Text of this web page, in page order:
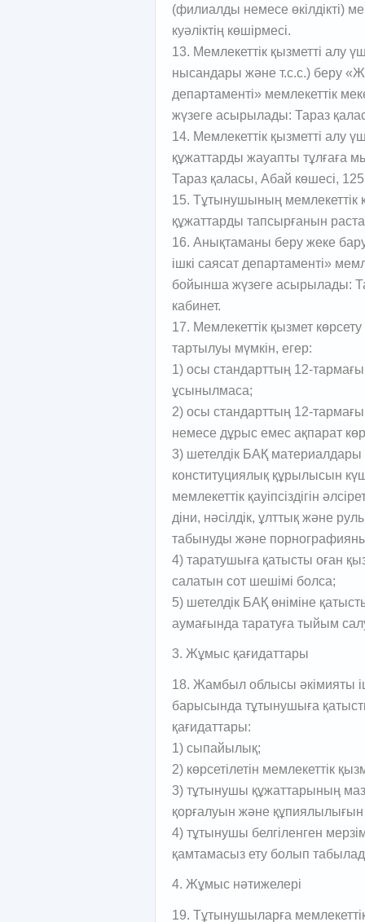
(филиалды немесе өкілдікті)
куәліктің көшірмесі.
13. Мемлекеттік қызметті алу
нысандары және т.с.с.) беру
департаменті» мемлекеттік
жүзеге асырылады: Тараз
14. Мемлекеттік қызметті алу
құжаттарды жауапты тұлғаға
Тараз қаласы, Абай көшесі,
15. Тұтынушының мемлекеттік
құжаттарды тапсырғанын
16. Анықтаманы беру жеке
ішкі саясат департаменті»
бойынша жүзеге асырылады:
кабинет.
17. Мемлекеттік қызмет
тартылуы мүмкін, егер:
1) осы стандарттың 12-
ұсынылмаса;
2) осы стандарттың 12-
немесе дұрыс емес ақпарат
3) шетелдік БАҚ
конституциялық құрылысын
мемлекеттік қауіпсіздігін
діни, нәсілдік, ұлттық және
табынуды және порнографияны
4) таратушыға қатысты оған
салатын сот шешімі болса;
5) шетелдік БАҚ өніміне
аумағында таратуға тыйым
3. Жұмыс қағидаттары
18. Жамбыл облысы әкімияты
барысында тұтынушыға
қағидаттары:
1) сыпайылық;
2) көрсетілетін мемлекеттік
3) тұтынушы құжаттарының
қорғалуын және
4) тұтынушы белгіленген
қамтамасыз ету болып
4. Жұмыс нәтижелері
19. Тұтынушыларға